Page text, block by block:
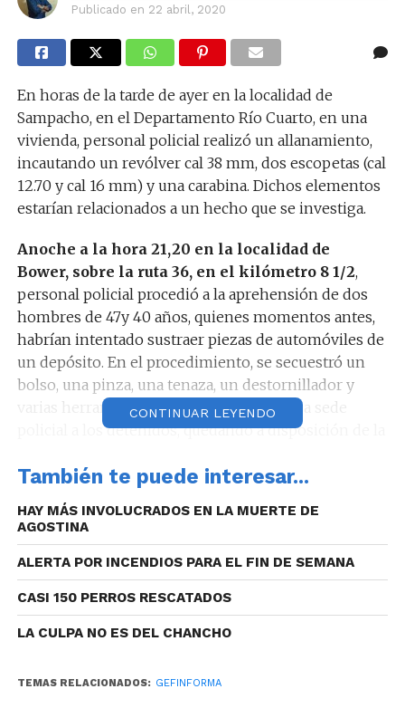
Publicado en 22 abril, 2020
En horas de la tarde de ayer en la localidad de
Sampacho, en el Departamento Río Cuarto, en una
vivienda, personal policial realizó un allanamiento,
incautando un revólver cal 38 mm, dos escopetas (cal
12.70 y cal 16 mm) y una carabina. Dichos elementos
estarían relacionados a un hecho que se investiga.
Anoche a la hora 21,20 en la localidad de
Bower, sobre la ruta 36, en el kilómetro 8 1/2,
personal policial procedió a la aprehensión de dos
hombres de 47y 40 años, quienes momentos antes,
habrían intentado sustraer piezas de automóviles de
un depósito. En el procedimiento, se secuestró un
bolso, una pinza, una tenaza, un destornillador y
varias herramientas. Además, se trasladó a sede
policial a los detenidos, quedando a disposición de la
Esta madrugada, a la hora 5:30 en
inmediaciones de la Manzana 3 de barrio Bajo
controló y aprehendió a una mujer de 32 años y un
hombre de 28 años, quienes habían sustraído la
rueda de auxilio de un vehículo estacionado en la vía
pública. Posteriormente los detenidos fueron
del magistrado interviniente.
CONTINUAR LEYENDO
También te puede interesar...
HAY MÁS INVOLUCRADOS EN LA MUERTE DE
AGOSTINA
ALERTA POR INCENDIOS PARA EL FIN DE SEMANA
CASI 150 PERROS RESCATADOS
LA CULPA NO ES DEL CHANCHO
TEMAS RELACIONADOS: GEFINFORMA